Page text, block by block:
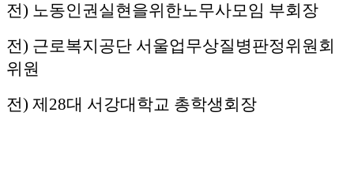
전) 노동인권실현을위한노무사모임 부회장
전) 근로복지공단 서울업무상질병판정위원회
위원
전) 제28대 서강대학교 총학생회장